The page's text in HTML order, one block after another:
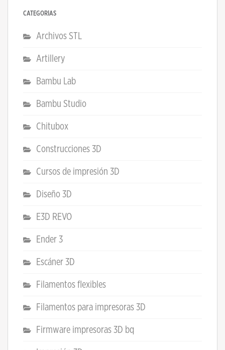
CATEGORÍAS
Archivos STL
Artillery
Bambu Lab
Bambu Studio
Chitubox
Construcciones 3D
Cursos de impresión 3D
Diseño 3D
E3D REVO
Ender 3
Escáner 3D
Filamentos flexibles
Filamentos para impresoras 3D
Firmware impresoras 3D bq